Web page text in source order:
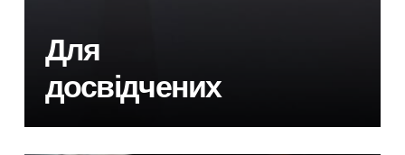
Для
досвідчених